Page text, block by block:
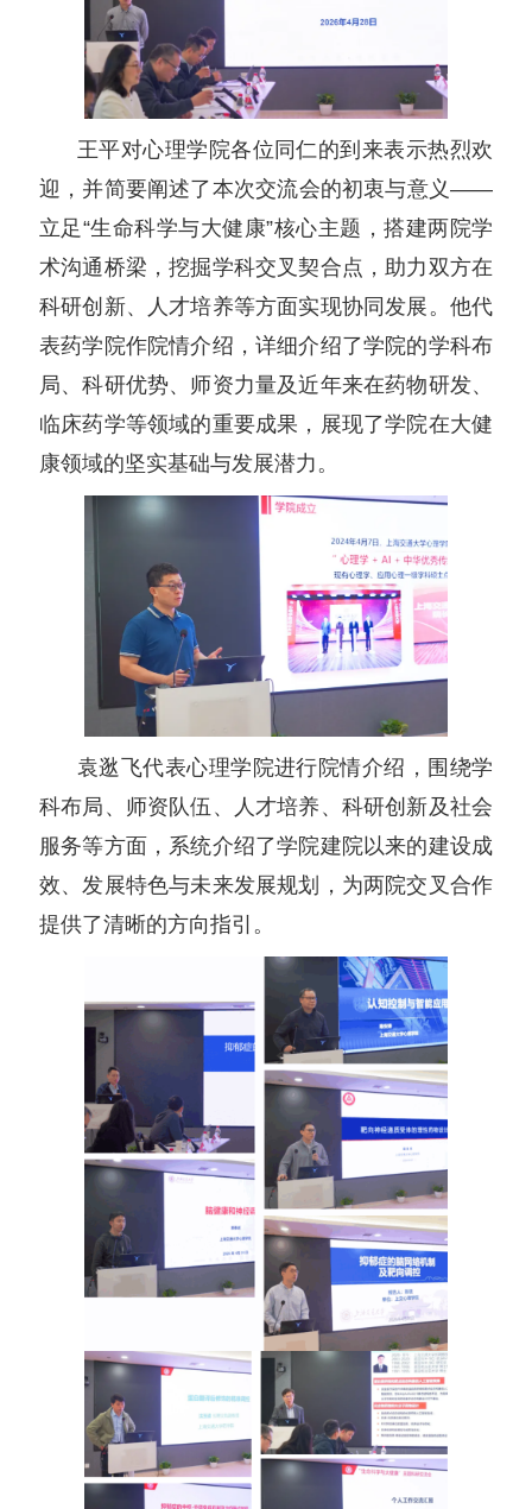
王平对心理学院各位同仁的到来表示热烈欢
迎，并简要阐述了本次交流会的初衷与意义——
立足“生命科学与大健康”核心主题，搭建两院学
术沟通桥梁，挖掘学科交叉契合点，助力双方在
科研创新、人才培养等方面实现协同发展。他代
表药学院作院情介绍，详细介绍了学院的学科布
局、科研优势、师资力量及近年来在药物研发、
临床药学等领域的重要成果，展现了学院在大健
康领域的坚实基础与发展潜力。
袁逖飞代表心理学院进行院情介绍，围绕学
科布局、师资队伍、人才培养、科研创新及社会
服务等方面，系统介绍了学院建院以来的建设成
效、发展特色与未来发展规划，为两院交叉合作
提供了清晰的方向指引。